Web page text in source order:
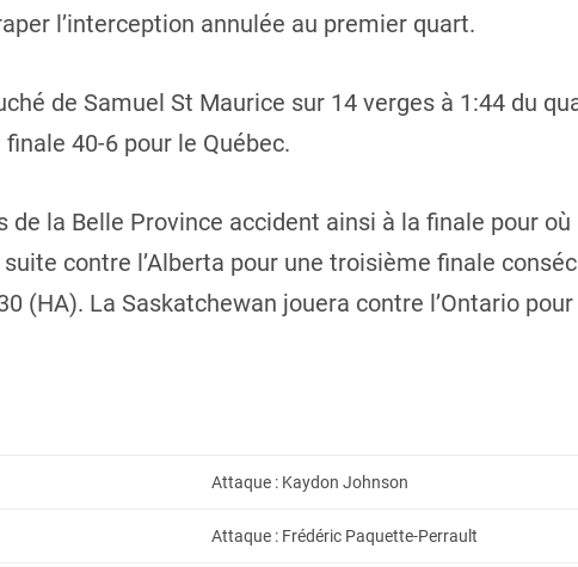
l’interception annulée au premier quart.
de Samuel St Maurice sur 14 verges à 1:44 du
40-6 pour le Québec.
de la Belle Province accident ainsi à la finale pour
contre l’Alberta pour une troisième finale
(HA). La Saskatchewan jouera contre l’Ontario
Attaque : Kaydon Johnson
Attaque : Frédéric Paquette-Perrault